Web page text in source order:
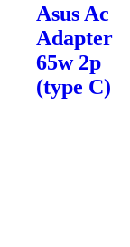
Asus Ac
Adapter
65w 2p
(type C)